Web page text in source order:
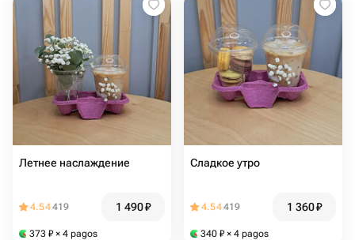
Летнее наслаждение
4.54419 1 490₽
373 ₽ × 4 pagos
Сладкое утро
4.54419 1 360₽
340 ₽ × 4 pagos